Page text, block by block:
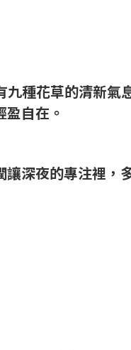
種花草的清新氣
自在。
深夜的專注裡，